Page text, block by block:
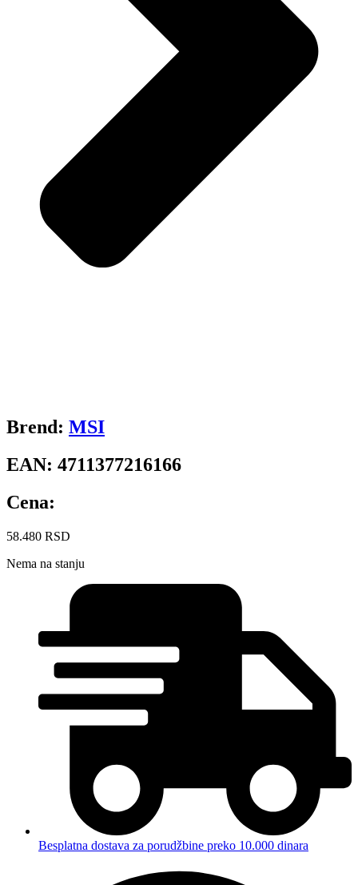
Brend: MSI
EAN: 4711377216166
Cena:
58.480 RSD
Nema na stanju
Besplatna dostava za porudžbine preko 10.000 dinara